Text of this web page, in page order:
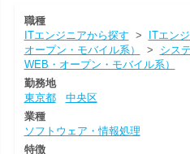
職種
ITエンジニアから探す > ITエン
オープン・モバイル系）
> シス
WEB・オープン・モバイル系）
勤務地
東京都
中央区
業種
ソフトウェア・情報処理
特徴